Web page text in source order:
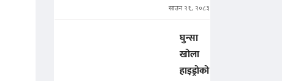
साउन २१, २०८३
घुन्सा
खोला
हाइड्रोको